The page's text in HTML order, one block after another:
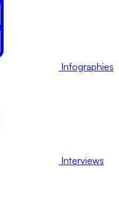
Infographies
Interviews